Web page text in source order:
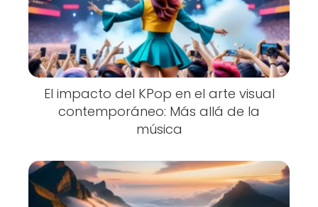
El impacto del KPop en el arte visual
contemporáneo: Más allá de la
música